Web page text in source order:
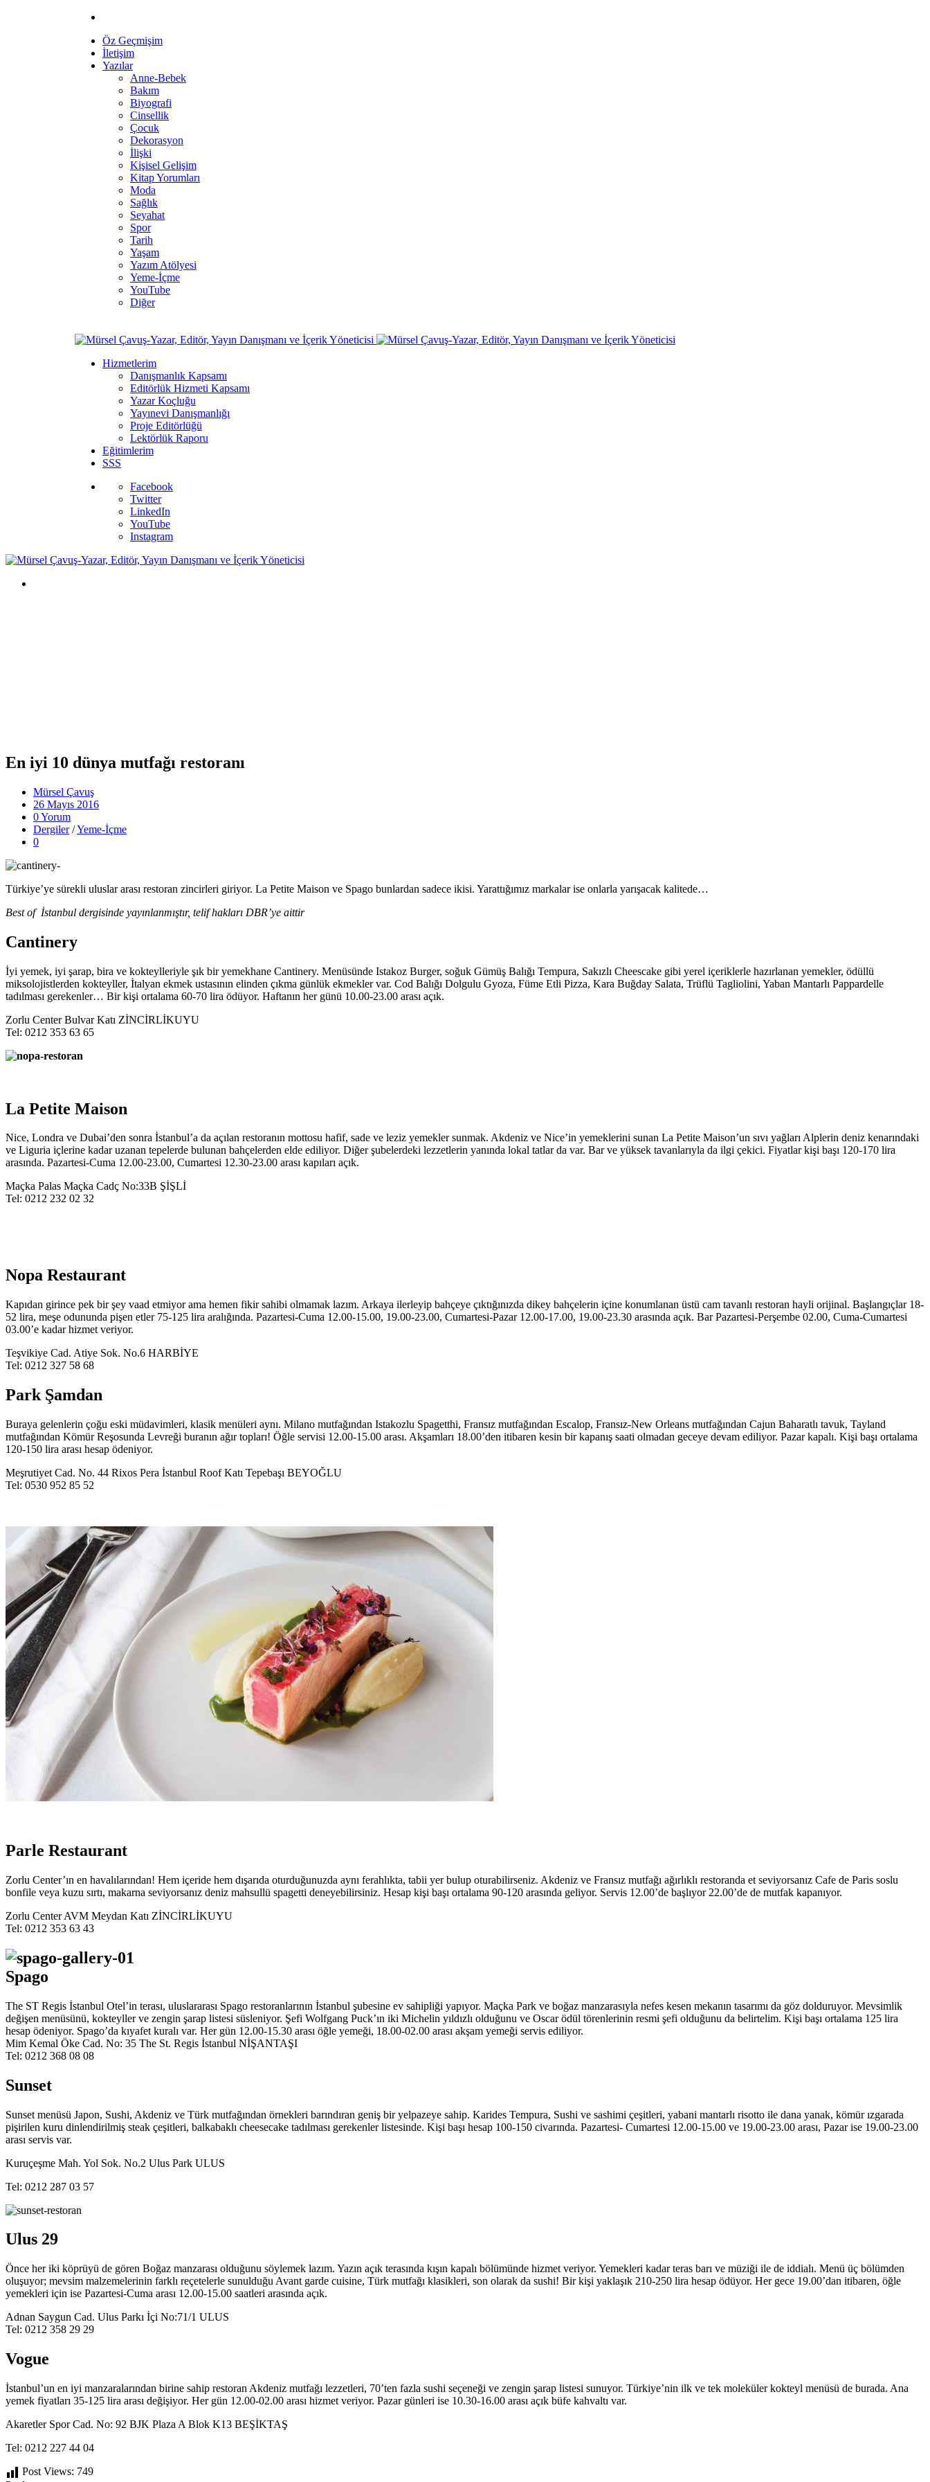
Öz Geçmişim
İletişim
Yazılar
Anne-Bebek
Bakım
Biyografi
Cinsellik
Çocuk
Dekorasyon
İlişki
Kişisel Gelişim
Kitap Yorumları
Moda
Sağlık
Seyahat
Spor
Tarih
Yaşam
Yazım Atölyesi
Yeme-İçme
YouTube
Diğer
Hizmetlerim
Danışmanlık Kapsamı
Editörlük Hizmeti Kapsamı
Yazar Koçluğu
Yayınevi Danışmanlığı
Proje Editörlüğü
Lektörlük Raporu
Eğitimlerim
SSS
Facebook
Twitter
LinkedIn
YouTube
Instagram
En iyi 10 dünya mutfağı restoranı
Mürsel Çavuş
26 Mayıs 2016
0 Yorum
Dergiler/Yeme-İçme
0
Türkiye’ye sürekli uluslar arası restoran zincirleri giriyor. La Petite Maison ve Spago bunlardan sadece ikisi. Yarattığımız markalar ise onlarla yarışacak kalitede…
Bestof İstanbul dergisinde yayınlanmıştır, telif hakları DBR’ye aittir
Cantinery
İyi yemek, iyi şarap, bira ve kokteylleriyle şık bir yemekhane Cantinery. Menüsünde Istakoz Burger, soğuk Gümüş Balığı Tempura, Sakızlı Cheescake gibi yerel içeriklerle hazırlanan yemekler, ödüllü
miksolojistlerden kokteyller, İtalyan ekmek ustasının elinden çıkma günlük ekmekler var. Cod Balığı Dolgulu Gyoza, Füme Etli Pizza, Kara Buğday Salata, Trüflü Tagliolini, Yaban Mantarlı Pappardelle
tadılması gerekenler… Bir kişi ortalama 60-70 lira ödüyor. Haftanın her günü 10.00-23.00 arası açık.
Zorlu Center Bulvar Katı ZİNCİRLİKUYU
Tel: 0212 353 63 65
La Petite Maison
Nice, Londra ve Dubai’den sonra İstanbul’a da açılan restoranın mottosu hafif, sade ve leziz yemekler sunmak. Akdeniz ve Nice’in yemeklerini sunan La Petite Maison’un sıvı yağları Alplerin deniz kenarındaki
ve Liguria içlerine kadar uzanan tepelerde bulunan bahçelerden elde ediliyor. Diğer şubelerdeki lezzetlerin yanında lokal tatlar da var. Bar ve yüksek tavanlarıyla da ilgi çekici. Fiyatlar kişi başı 120-170 lira
arasında. Pazartesi-Cuma 12.00-23.00, Cumartesi 12.30-23.00 arası kapıları açık.
Maçka Palas Maçka Cadç No:33B ŞİŞLİ
Tel: 0212 232 02 32
Nopa Restaurant
Kapıdan girince pek bir şey vaad etmiyor ama hemen fikir sahibi olmamak lazım. Arkaya ilerleyip bahçeye çıktığınızda dikey bahçelerin içine konumlanan üstü cam tavanlı restoran hayli orijinal. Başlangıçlar 18-
52 lira, meşe odununda pişen etler 75-125 lira aralığında. Pazartesi-Cuma 12.00-15.00, 19.00-23.00, Cumartesi-Pazar 12.00-17.00, 19.00-23.30 arasında açık. Bar Pazartesi-Perşembe 02.00, Cuma-Cumartesi
03.00’e kadar hizmet veriyor.
Teşvikiye Cad. Atiye Sok. No.6 HARBİYE
Tel: 0212 327 58 68
Park Şamdan
Buraya gelenlerin çoğu eski müdavimleri, klasik menüleri aynı. Milano mutfağından Istakozlu Spagetthi, Fransız mutfağından Escalop, Fransız-New Orleans mutfağından Cajun Baharatlı tavuk, Tayland
mutfağından Kömür Reşosunda Levreği buranın ağır topları! Öğle servisi 12.00-15.00 arası. Akşamları 18.00’den itibaren kesin bir kapanış saati olmadan geceye devam ediliyor. Pazar kapalı. Kişi başı ortalama
120-150 lira arası hesap ödeniyor.
Meşrutiyet Cad. No. 44 Rixos Pera İstanbul Roof Katı Tepebaşı BEYOĞLU
Tel: 0530 952 85 52
Parle Restaurant
Zorlu Center’ın en havalılarından! Hem içeride hem dışarıda oturduğunuzda aynı ferahlıkta, tabii yer bulup oturabilirseniz. Akdeniz ve Fransız mutfağı ağırlıklı restoranda et seviyorsanız Cafe de Paris soslu
bonfile veya kuzu sırtı, makarna seviyorsanız deniz mahsullü spagetti deneyebilirsiniz. Hesap kişi başı ortalama 90-120 arasında geliyor. Servis 12.00’de başlıyor 22.00’de de mutfak kapanıyor.
Zorlu Center AVM Meydan Katı ZİNCİRLİKUYU
Tel: 0212 353 63 43
Spago
The ST Regis İstanbul Otel’in terası, uluslararası Spago restoranlarının İstanbul şubesine ev sahipliği yapıyor. Maçka Park ve boğaz manzarasıyla nefes kesen mekanın tasarımı da göz dolduruyor. Mevsimlik
değişen menüsünü, kokteyller ve zengin şarap listesi süsleniyor. Şefi Wolfgang Puck’ın iki Michelin yıldızlı olduğunu ve Oscar ödül törenlerinin resmi şefi olduğunu da belirtelim. Kişi başı ortalama 125 lira
hesap ödeniyor. Spago’da kıyafet kuralı var. Her gün 12.00-15.30 arası öğle yemeği, 18.00-02.00 arası akşam yemeği servis ediliyor.
Mim Kemal Öke Cad. No: 35 The St. Regis İstanbul NİŞANTAŞI
Tel: 0212 368 08 08
Sunset
Sunset menüsü Japon, Sushi, Akdeniz ve Türk mutfağından örnekleri barındıran geniş bir yelpazeye sahip. Karides Tempura, Sushi ve sashimi çeşitleri, yabani mantarlı risotto ile dana yanak, kömür ızgarada
pişirilen kuru dinlendirilmiş steak çeşitleri, balkabaklı cheesecake tadılması gerekenler listesinde. Kişi başı hesap 100-150 civarında. Pazartesi- Cumartesi 12.00-15.00 ve 19.00-23.00 arası, Pazar ise 19.00-23.00
arası servis var.
Kuruçeşme Mah. Yol Sok. No.2 Ulus Park ULUS
Tel: 0212 287 03 57
Ulus 29
Önce her iki köprüyü de gören Boğaz manzarası olduğunu söylemek lazım. Yazın açık terasında kışın kapalı bölümünde hizmet veriyor. Yemekleri kadar teras barı ve müziği ile de iddialı. Menü üç bölümden
oluşuyor; mevsim malzemelerinin farklı reçetelerle sunulduğu Avant garde cuisine, Türk mutfağı klasikleri, son olarak da sushi! Bir kişi yaklaşık 210-250 lira hesap ödüyor. Her gece 19.00’dan itibaren, öğle
yemekleri için ise Pazartesi-Cuma arası 12.00-15.00 saatleri arasında açık.
Adnan Saygun Cad. Ulus Parkı İçi No:71/1 ULUS
Tel: 0212 358 29 29
Vogue
İstanbul’un en iyi manzaralarından birine sahip restoran Akdeniz mutfağı lezzetleri, 70’ten fazla sushi seçeneği ve zengin şarap listesi sunuyor. Türkiye’nin ilk ve tek moleküler kokteyl menüsü de burada. Ana
yemek fiyatları 35-125 lira arası değişiyor. Her gün 12.00-02.00 arası hizmet veriyor. Pazar günleri ise 10.30-16.00 arası açık büfe kahvaltı var.
Akaretler Spor Cad. No: 92 BJK Plaza A Blok K13 BEŞİKTAŞ
Tel: 0212 227 44 04
Post Views: 749